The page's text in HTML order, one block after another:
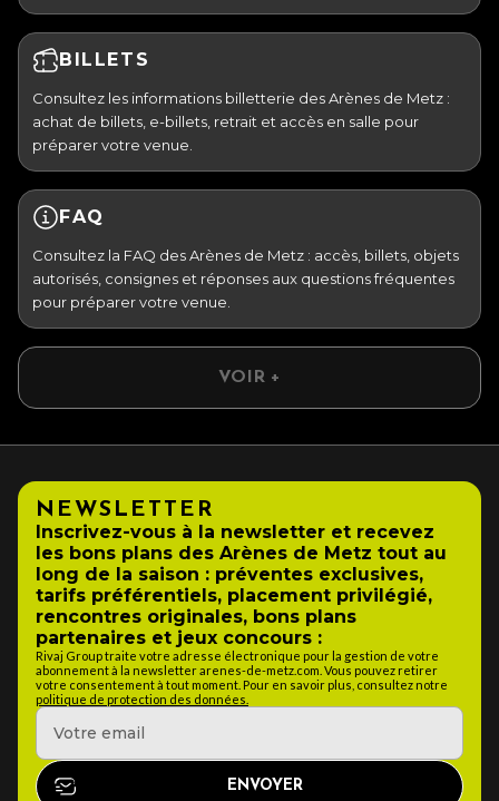
BILLETS
Consultez les informations billetterie des Arènes de Metz :
achat de billets, e-billets, retrait et accès en salle pour
préparer votre venue.
FAQ
Consultez la FAQ des Arènes de Metz : accès, billets, objets
autorisés, consignes et réponses aux questions fréquentes
pour préparer votre venue.
VOIR +
NEWSLETTER
Inscrivez-vous à la newsletter et recevez
les bons plans des Arènes de Metz tout au
long de la saison : préventes exclusives,
tarifs préférentiels, placement privilégié,
rencontres originales, bons plans
partenaires et jeux concours :
Rivaj Group traite votre adresse électronique pour la gestion de votre
abonnement à la newsletter arenes-de-metz.com. Vous pouvez retirer
votre consentement à tout moment. Pour en savoir plus, consultez notre
politique de protection des données.